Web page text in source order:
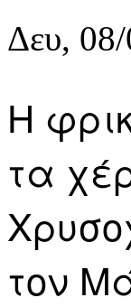
Δευ,
Η
τα
τον